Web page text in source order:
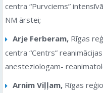
centra “Purvciems”
NM ārstei;
Arje Ferberam, Rīgas
centra “Centrs”
anesteziologam-
Arnim Viļļam, Rīgas